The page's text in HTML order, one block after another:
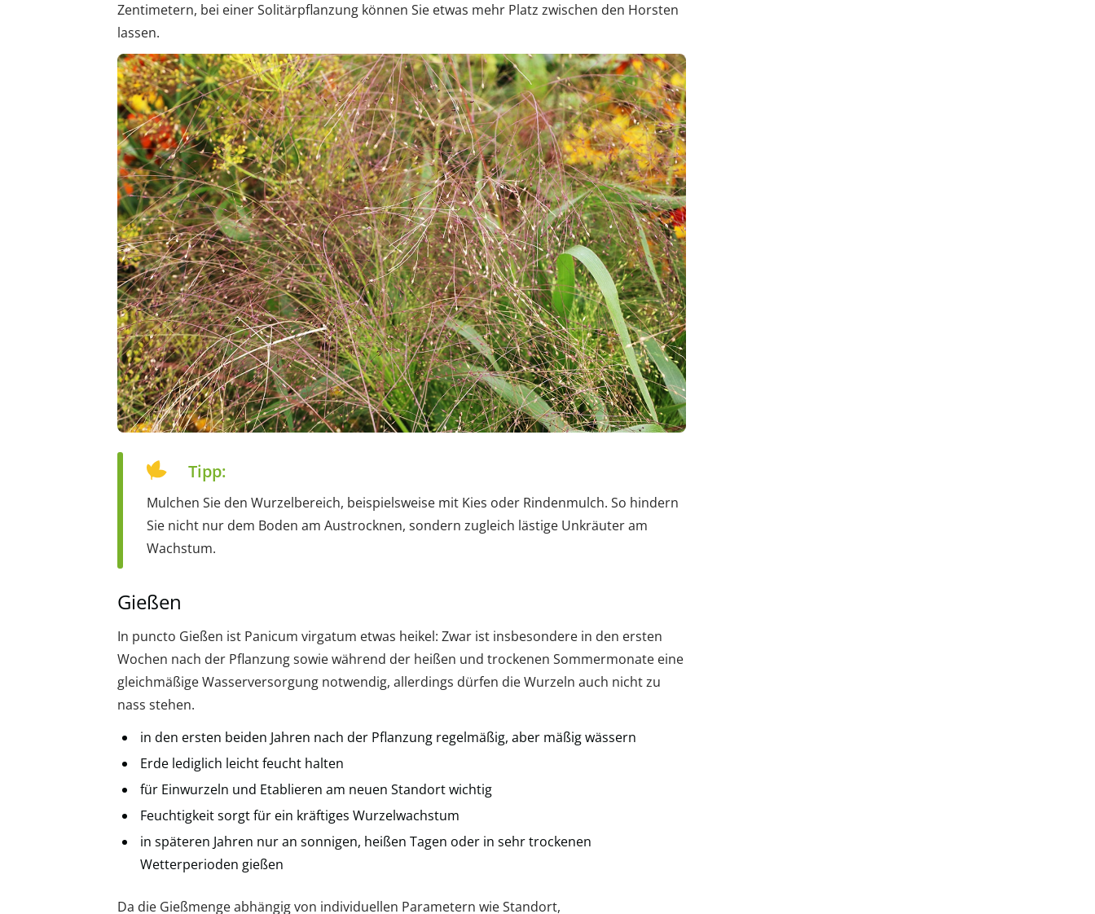
Zentimetern, bei einer Solitärpflanzung können Sie etwas mehr Platz zwischen den Horsten
lassen.
Tipp:
Mulchen Sie den Wurzelbereich, beispielsweise mit Kies oder Rindenmulch. So hindern
Sie nicht nur dem Boden am Austrocknen, sondern zugleich lästige Unkräuter am
Wachstum.
Gießen
In puncto Gießen ist Panicum virgatum etwas heikel: Zwar ist insbesondere in den ersten
Wochen nach der Pflanzung sowie während der heißen und trockenen Sommermonate eine
gleichmäßige Wasserversorgung notwendig, allerdings dürfen die Wurzeln auch nicht zu
nass stehen.
in den ersten beiden Jahren nach der Pflanzung regelmäßig, aber mäßig wässern
Erde lediglich leicht feucht halten
für Einwurzeln und Etablieren am neuen Standort wichtig
Feuchtigkeit sorgt für ein kräftiges Wurzelwachstum
in späteren Jahren nur an sonnigen, heißen Tagen oder in sehr trockenen
Wetterperioden gießen
Da die Gießmenge abhängig von individuellen Parametern wie Standort,